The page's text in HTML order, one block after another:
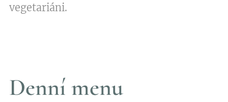
vegetariáni.
Denní menu